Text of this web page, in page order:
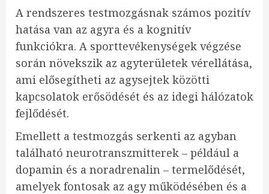
A rendszeres testmozgásnak számos pozitív
hatása van az agyra és a kognitív
funkciókra. A sporttevékenységek végzése
során növekszik az agyterületek vérellátása,
ami elősegítheti az agysejtek közötti
kapcsolatok erősödését és az idegi hálózatok
fejlődését.
Emellett a testmozgás serkenti az agyban
található neurotranszmitterek – például a
dopamin és a noradrenalin – termelődését,
amelyek fontosak az agy működésében és a